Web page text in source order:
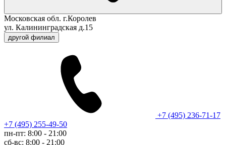
Московская обл. г.Королев
ул. Калининградская д.15
другой филиал
+7 (495) 236-71-17
+7 (495) 255-49-50
пн-пт: 8:00 - 21:00
сб-вс: 8:00 - 21:00